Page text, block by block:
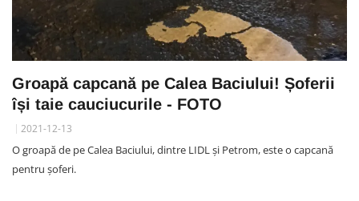
Groapă capcană pe Calea Baciului! Șoferii
își taie cauciucurile - FOTO
2021-12-13
O groapă de pe Calea Baciului, dintre LIDL și Petrom, este o capcană
pentru șoferi.